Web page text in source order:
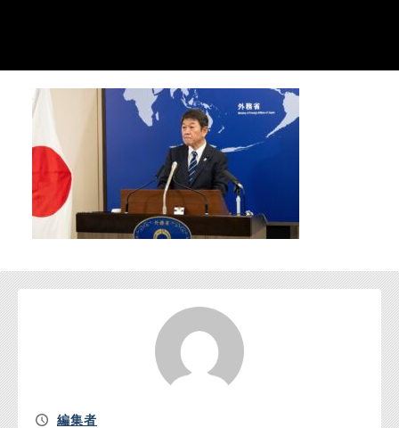
お問い合わせ
編集者